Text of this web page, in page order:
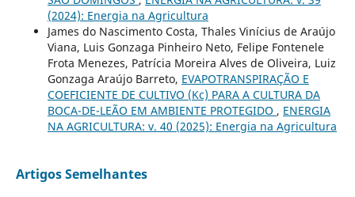
(2024): Energia na Agricultura
James do Nascimento Costa, Thales Vinícius de Araújo
Viana, Luis Gonzaga Pinheiro Neto, Felipe Fontenele
Frota Menezes, Patrícia Moreira Alves de Oliveira, Luiz
Gonzaga Araújo Barreto, EVAPOTRANSPIRAÇÃO E
COEFICIENTE DE CULTIVO (Kc) PARA A CULTURA DA
BOCA-DE-LEÃO EM AMBIENTE PROTEGIDO , ENERGIA
NA AGRICULTURA: v. 40 (2025): Energia na Agricultura
Artigos Semelhantes